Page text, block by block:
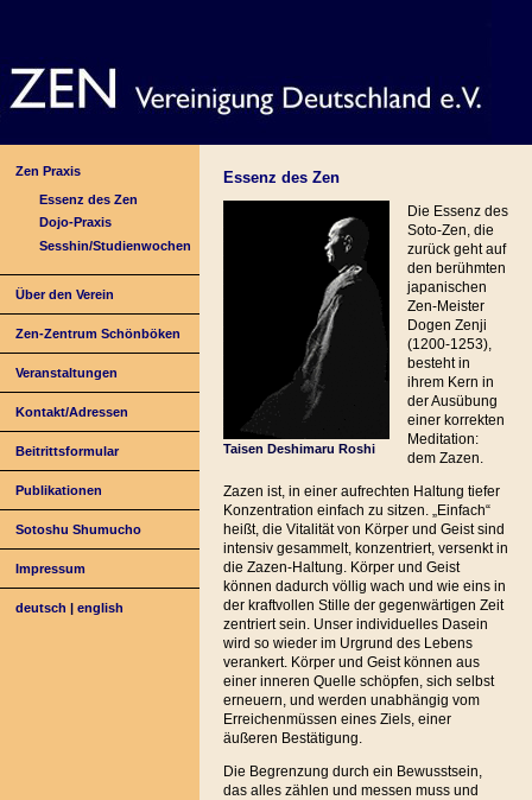
Zen Praxis
Essenz des Zen
Dojo-Praxis
Sesshin/Studienwochen
Über den Verein
Zen-Zentrum Schönböken
Veranstaltungen
Kontakt/Adressen
Beitrittsformular
Publikationen
Sotoshu Shumucho
Impressum
deutsch |english
Essenz des Zen
Taisen Deshimaru Roshi
Die Essenz des
Soto-Zen, die
zurück geht auf
den berühmten
japanischen
Zen-Meister
Dogen Zenji
(1200-1253),
besteht in
ihrem Kern in
der Ausübung
einer korrekten
Meditation:
dem Zazen.
Zazen ist, in einer aufrechten Haltung tiefer
Konzentration einfach zu sitzen. „Einfach“
heißt, die Vitalität von Körper und Geist sind
intensiv gesammelt, konzentriert, versenkt in
die Zazen-Haltung. Körper und Geist
können dadurch völlig wach und wie eins in
der kraftvollen Stille der gegenwärtigen Zeit
zentriert sein. Unser individuelles Dasein
wird so wieder im Urgrund des Lebens
verankert. Körper und Geist können aus
einer inneren Quelle schöpfen, sich selbst
erneuern, und werden unabhängig vom
Erreichenmüssen eines Ziels, einer
äußeren Bestätigung.
Die Begrenzung durch ein Bewusstsein,
das alles zählen und messen muss und